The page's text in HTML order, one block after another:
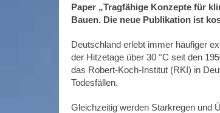
Paper „Tragfähige Konzepte für
Bauen. Die neue Publikation ist
Deutschland erlebt immer häufiger
der Hitzetage über 30 °C seit den
das Robert-Koch-Institut (RKI) in
Todesfällen.
Gleichzeitig werden Starkregen und